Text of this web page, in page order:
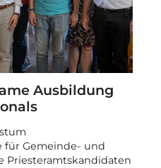
Ausbildung
für Gemeinde- und
Priesteramtskandidaten